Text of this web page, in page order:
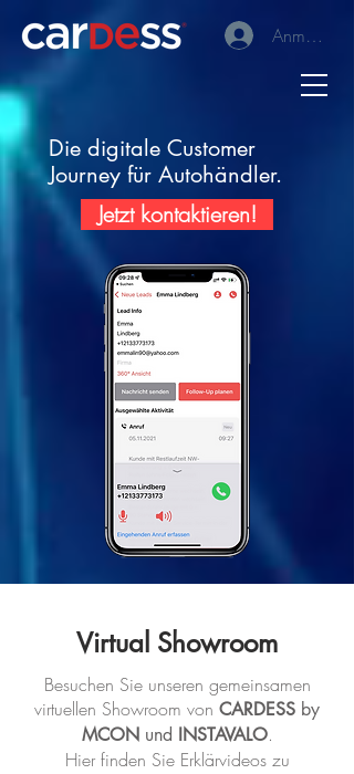
Anmelden
Die digitale Customer
Journey für Autohändler.
Jetzt kontaktieren!
Virtual Showroom
Besuchen Sie unseren gemeinsamen
virtuellen Showroom von CARDESS by
MCON und INSTAVALO.
Hier finden Sie Erklärvideos zu